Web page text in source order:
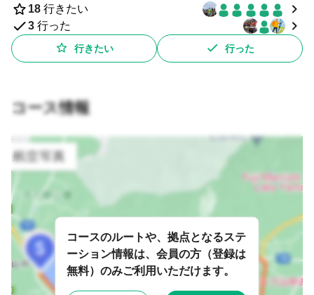
18 行きたい
3 行った
行きたい 行った
コース情報
コースのルートや、拠点となるステ
ーション情報は、会員の方（登録は
無料）のみご利用いただけます。